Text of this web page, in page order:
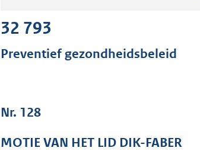
32 793
Preventief gezondheidsbeleid
Nr. 128
MOTIE VAN HET LID DIK-FABER